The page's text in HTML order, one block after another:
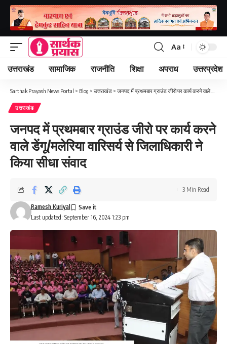
Font
Resizer
Aa
उत्तराखंड सामाजिक राजनीति शिक्षा अपराध उत्तरप्रदेश
Sarthak Prayash News Portal > Blog > उत्तराखंड > जनपद में प्रथमबार ग्राउंड जीरो पर कार्य करने वाले डेंगू/मलेरिया वारिसर्य से जिलाधिकारी ने किया सीधा संवाद
उत्तराखंड
जनपद में प्रथमबार ग्राउंड जीरो पर कार्य करने
वाले डेंगू/मलेरिया वारिसर्य से जिलाधिकारी ने
किया सीधा संवाद
Last updated: September 16, 2024 1:23 pm
Ramesh Kuriyal
3 Min Read